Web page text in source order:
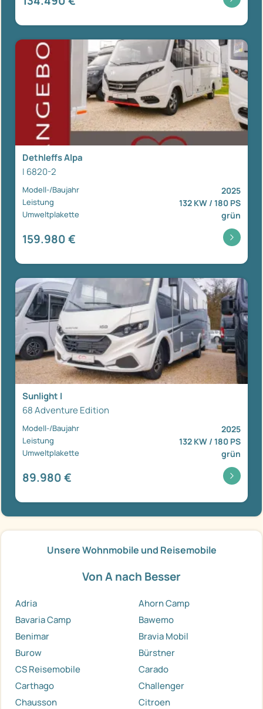
Dethleffs Alpa
I 6820-2
Modell-/Baujahr 2025
Leistung 132 KW / 180 PS
Umweltplakette grün
159.980 €
Sunlight I
68 Adventure Edition
Modell-/Baujahr 2025
Leistung 132 KW / 180 PS
Umweltplakette grün
89.980 €
Unsere Wohnmobile und Reisemobile
Von A nach Besser
Adria
Ahorn Camp
Bavaria Camp
Bawemo
Benimar
Bravia Mobil
Burow
Bürstner
CS Reisemobile
Carado
Carthago
Challenger
Chausson
Citroen